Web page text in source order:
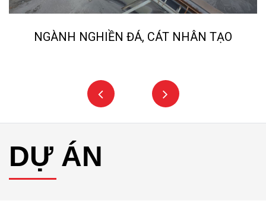
NGÀNH NGHIỀN ĐÁ, CÁT NHÂN TẠO
DỰ ÁN